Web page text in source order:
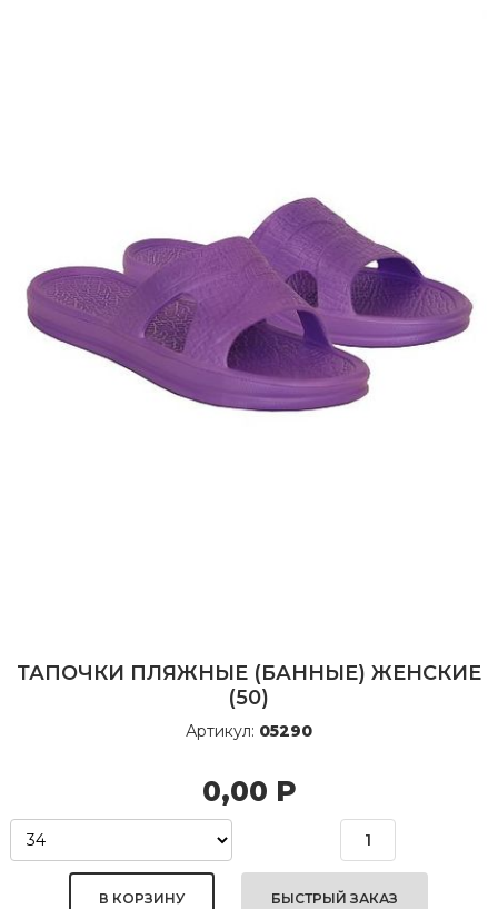
ТАПОЧКИ ПЛЯЖНЫЕ (БАННЫЕ) ЖЕНСКИЕ
(50)
Артикул: 05290
0,00 Р
БЫСТРЫЙ ЗАКАЗ